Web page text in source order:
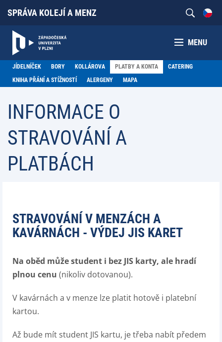
SPRÁVA KOLEJÍ A MENZ
MENU
JÍDELNÍČEK BORY KOLLÁROVA PLATBY A KONTA
CATERING
KNIHA PŘÁNÍ A STÍŽNOSTÍ
ALERGENY MAPA
INFORMACE O
STRAVOVÁNÍ A
PLATBÁCH
STRAVOVÁNÍ V MENZÁCH A
KAVÁRNÁCH - VÝDEJ JIS KARET
Na oběd může student i bez JIS karty, ale hradí
plnou cenu (nikoliv dotovanou).
V kavárnách a v menze lze platit hotově i platební
kartou.
Až bude mít student JIS kartu, je třeba nabít předem